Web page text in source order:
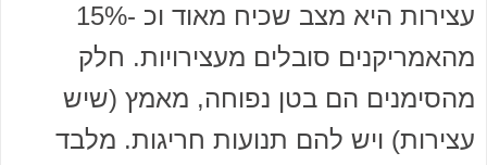
עצירות היא מצב שכיח מאוד וכ -15%
מהאמריקנים סובלים מעצירויות. חלק
מהסימנים הם בטן נפוחה, מאמץ (שיש
עצירות) ויש להם תנועות חריגות. מלבד